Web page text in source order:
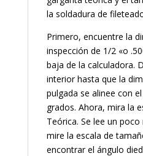
la soldadura de
Primero, encuentre la
inspección de 1/2 «o
baja de la calculadora.
interior hasta que la
pulgada se alinee con
grados. Ahora, mira la
Teórica. Se lee un
mire la escala de
encontrar el ángulo